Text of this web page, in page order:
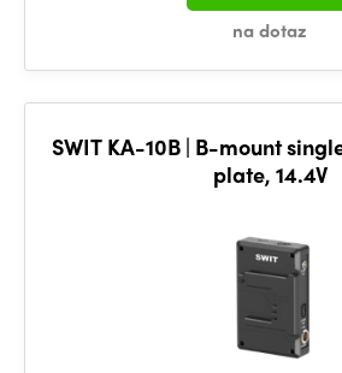
na dotaz
SWIT KA-10B | B-mount
plate, 14.4V